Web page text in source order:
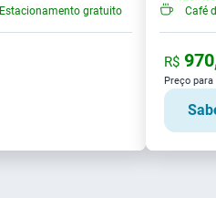
Estacionamento gratuito
Café
R$
Preço